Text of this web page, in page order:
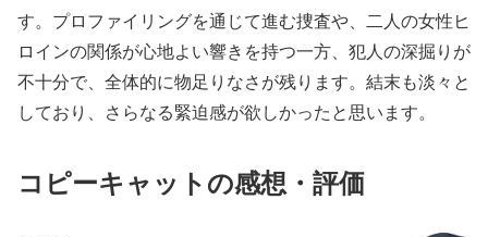
す。プロファイリングを通じて進む捜査や、二人の女性ヒ
ロインの関係が心地よい響きを持つ一方、犯人の深掘りが
不十分で、全体的に物足りなさが残ります。結末も淡々と
しており、さらなる緊迫感が欲しかったと思います。
コピーキャットの感想・評価